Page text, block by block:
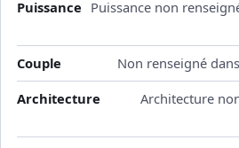
Puissance Puissance non
Couple
Non renseigné
Architecture
Architecture